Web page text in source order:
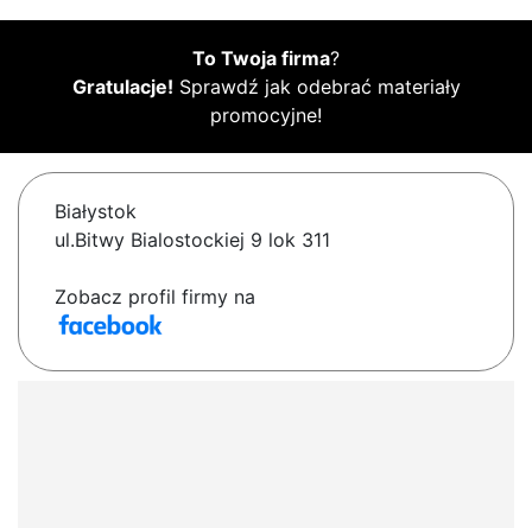
To Twoja firma?
Gratulacje! Sprawdź jak odebrać materiały
promocyjne!
Białystok
ul.Bitwy Bialostockiej 9 lok 311
Zobacz profil firmy na